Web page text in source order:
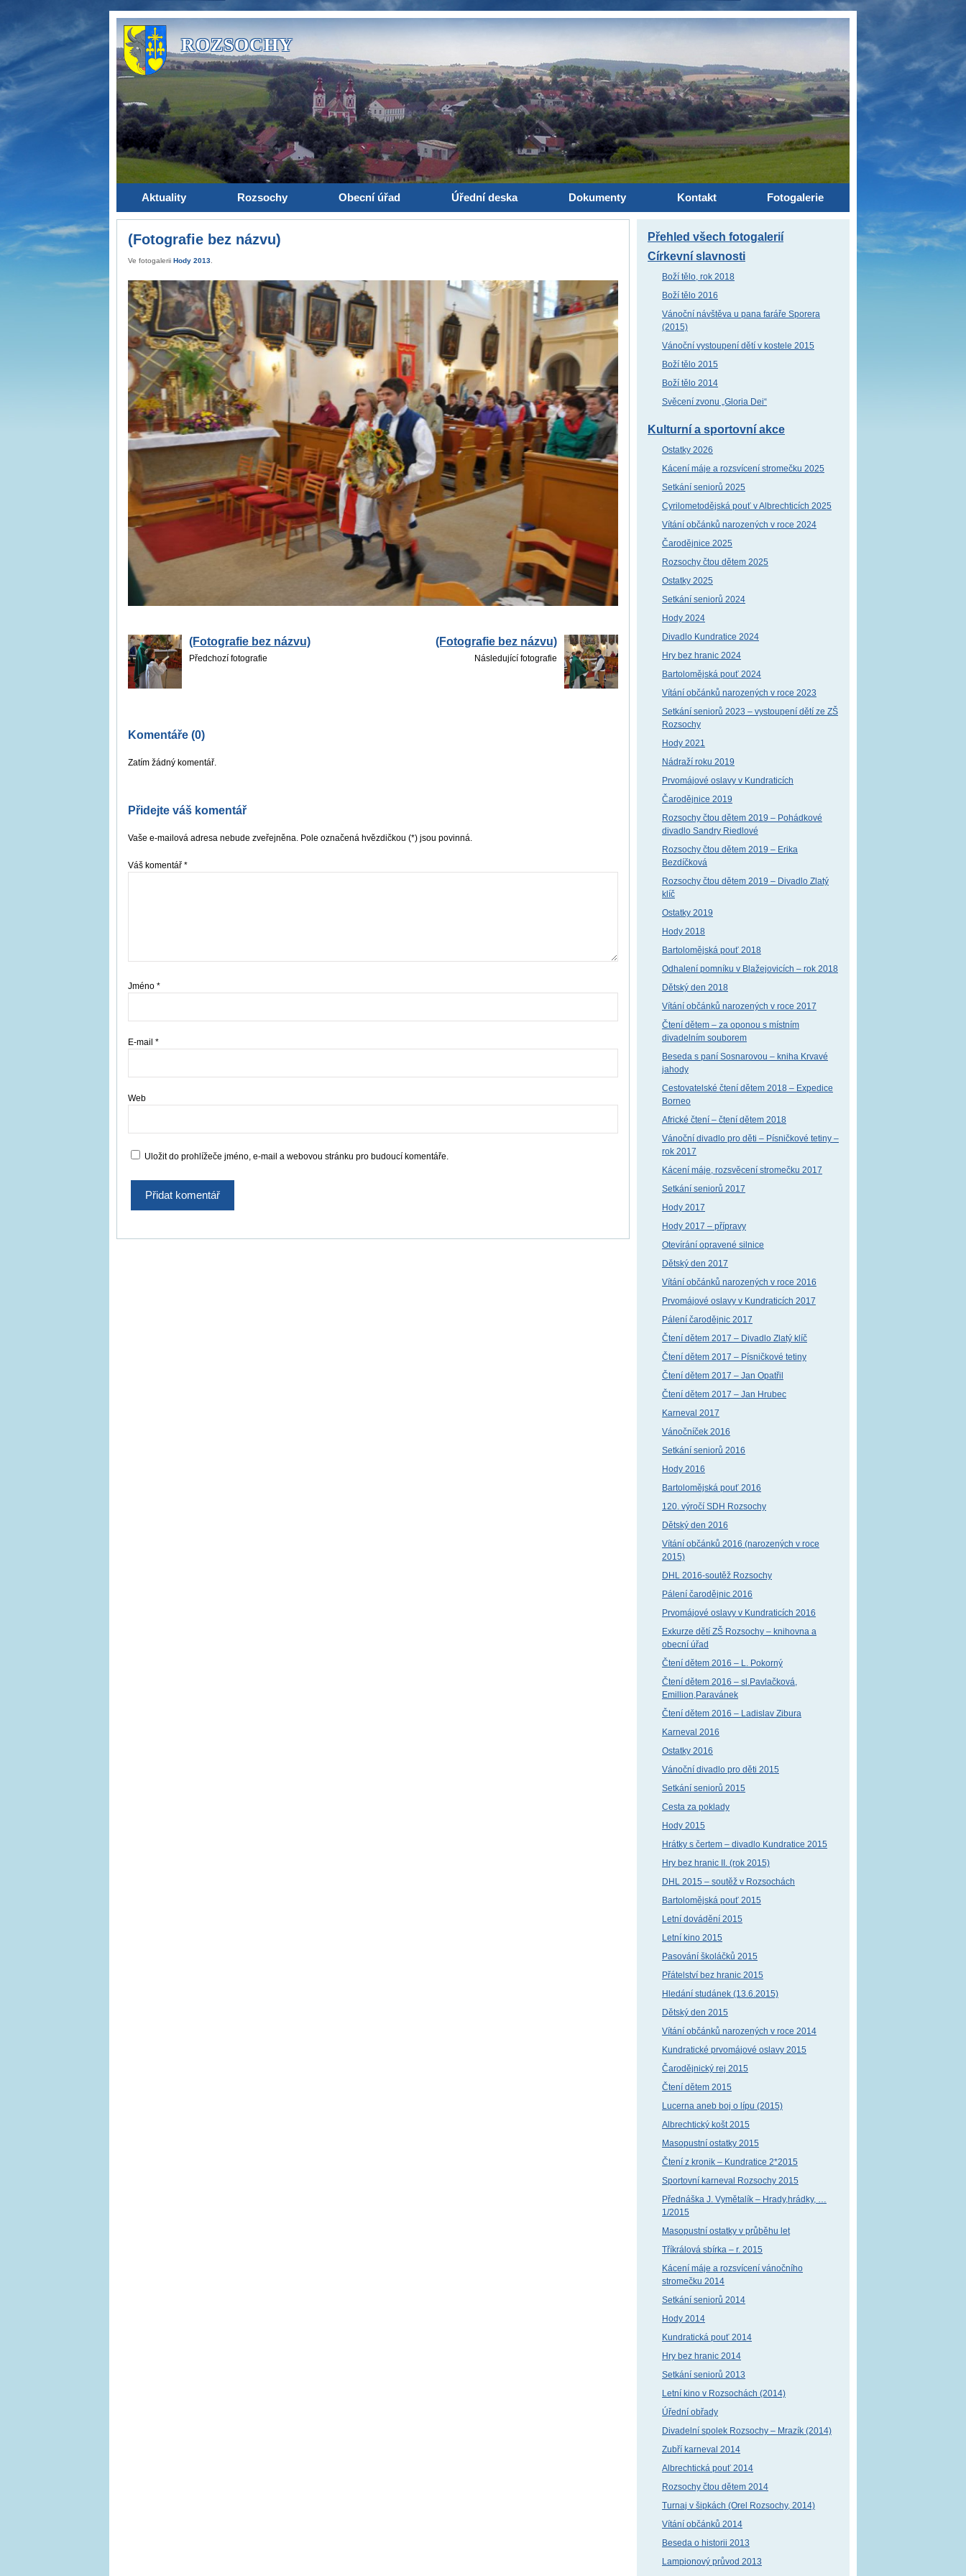
ROZSOCHY
Aktuality Rozsochy Obecní úřad Úřední deska Dokumenty Kontakt Fotogalerie
(Fotografie bez názvu)
Ve fotogalerii Hody 2013
(Fotografie bez názvu)
Předchozí fotografie
(Fotografie bez názvu)
Následující fotografie
Komentáře (0)
Zatím žádný komentář.
Přidejte váš komentář
Vaše e-mailová adresa nebude zveřejněna. Pole označená hvězdičkou (*) jsou povinná.
Váš komentář *
Jméno *
E-mail *
Web
Uložit do prohlížeče jméno, e-mail a webovou stránku pro budoucí komentáře.
Přehled všech fotogalerií
Církevní slavnosti
Boží tělo, rok 2018
Boží tělo 2016
Vánoční návštěva u pana faráře Sporera
(2015)
Vánoční vystoupení dětí v kostele 2015
Boží tělo 2015
Boží tělo 2014
Svěcení zvonu „Gloria Dei“
Kulturní a sportovní akce
Ostatky 2026
Kácení máje a rozsvícení stromečku 2025
Setkání seniorů 2025
Cyrilometodějská pouť v Albrechticích 2025
Vítání občánků narozených v roce 2024
Čarodějnice 2025
Rozsochy čtou dětem 2025
Ostatky 2025
Setkání seniorů 2024
Hody 2024
Divadlo Kundratice 2024
Hry bez hranic 2024
Bartolomějská pouť 2024
Vítání občánků narozených v roce 2023
Setkání seniorů 2023 – vystoupení dětí ze ZŠ
Rozsochy
Hody 2021
Nádraží roku 2019
Prvomájové oslavy v Kundraticích
Čarodějnice 2019
Rozsochy čtou dětem 2019 – Pohádkové
divadlo Sandry Riedlové
Rozsochy čtou dětem 2019 – Erika
Bezdíčková
Rozsochy čtou dětem 2019 – Divadlo Zlatý
klíč
Ostatky 2019
Hody 2018
Bartolomějská pouť 2018
Odhalení pomníku v Blažejovicích – rok 2018
Dětský den 2018
Vítání občánků narozených v roce 2017
Čtení dětem – za oponou s místním
divadelním souborem
Beseda s paní Sosnarovou – kniha Krvavé
jahody
Cestovatelské čtení dětem 2018 – Expedice
Borneo
Africké čtení – čtení dětem 2018
Vánoční divadlo pro děti – Písničkové tetiny –
rok 2017
Kácení máje, rozsvěcení stromečku 2017
Setkání seniorů 2017
Hody 2017
Hody 2017 – přípravy
Otevírání opravené silnice
Dětský den 2017
Vítání občánků narozených v roce 2016
Prvomájové oslavy v Kundraticích 2017
Pálení čarodějnic 2017
Čtení dětem 2017 – Divadlo Zlatý klíč
Čtení dětem 2017 – Písničkové tetiny
Čtení dětem 2017 – Jan Opatřil
Čtení dětem 2017 – Jan Hrubec
Karneval 2017
Vánočníček 2016
Setkání seniorů 2016
Hody 2016
Bartolomějská pouť 2016
120. výročí SDH Rozsochy
Dětský den 2016
Vítání občánků 2016 (narozených v roce
2015)
DHL 2016-soutěž Rozsochy
Pálení čarodějnic 2016
Prvomájové oslavy v Kundraticích 2016
Exkurze dětí ZŠ Rozsochy – knihovna a
obecní úřad
Čtení dětem 2016 – L. Pokorný
Čtení dětem 2016 – sl.Pavlačková,
Emillion,Paravánek
Čtení dětem 2016 – Ladislav Zibura
Karneval 2016
Ostatky 2016
Vánoční divadlo pro děti 2015
Setkání seniorů 2015
Cesta za poklady
Hody 2015
Hrátky s čertem – divadlo Kundratice 2015
Hry bez hranic II. (rok 2015)
DHL 2015 – soutěž v Rozsochách
Bartolomějská pouť 2015
Letní dovádění 2015
Letní kino 2015
Pasování školáčků 2015
Přátelství bez hranic 2015
Hledání studánek (13.6.2015)
Dětský den 2015
Vítání občánků narozených v roce 2014
Kundratické prvomájové oslavy 2015
Čarodějnický rej 2015
Čtení dětem 2015
Lucerna aneb boj o lípu (2015)
Albrechtický košt 2015
Masopustní ostatky 2015
Čtení z kronik – Kundratice 2*2015
Sportovní karneval Rozsochy 2015
Přednáška J. Vymětalík – Hrady,hrádky, …
1/2015
Masopustní ostatky v průběhu let
Tříkrálová sbírka – r. 2015
Kácení máje a rozsvícení vánočního
stromečku 2014
Setkání seniorů 2014
Hody 2014
Kundratická pouť 2014
Hry bez hranic 2014
Setkání seniorů 2013
Letní kino v Rozsochách (2014)
Úřední obřady
Divadelní spolek Rozsochy – Mrazík (2014)
Zubří karneval 2014
Albrechtická pouť 2014
Rozsochy čtou dětem 2014
Turnaj v šipkách (Orel Rozsochy, 2014)
Vítání občánků 2014
Beseda o historii 2013
Lampionový průvod 2013